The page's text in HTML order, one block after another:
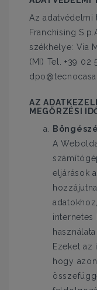
Az adatvédelmi
Franchising
székhelye: Via
(MI) Tel. +39 02
AZ
MEGŐRZÉSI
A
eljárások
Ezeket az
hogy